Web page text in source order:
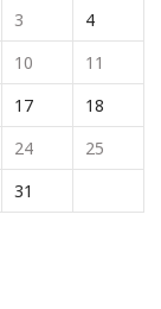
3
4
10
11
17
18
24
25
31